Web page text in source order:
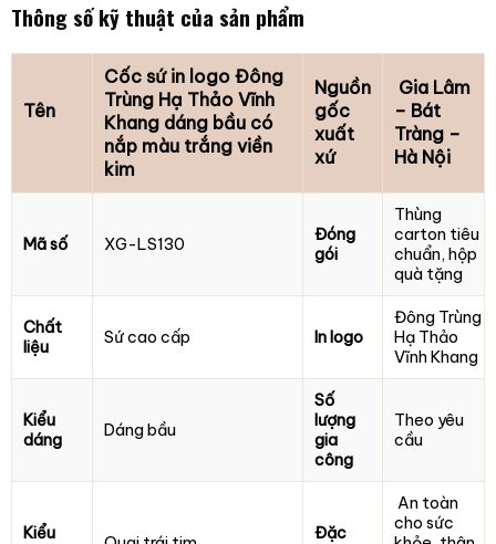
Thông số kỹ thuật của sản phẩm
Tên
Cốc sứ in logo Đông
Trùng Hạ Thảo Vĩnh
Khang dáng bầu có
nắp màu trắng viền
kim
Nguồn
gốc
xuất
xứ
Gia Lâm
– Bát
Tràng –
Hà Nội
Mã số XG-LS130
Đóng
gói
Thùng
carton tiêu
chuẩn, hộp
quà tặng
Chất
liệu
Sứ cao cấp In logo
Đông Trùng
Hạ Thảo
Vĩnh Khang
Kiểu
dáng
Dáng bầu
Số
lượng
gia
công
Theo yêu
cầu
Kiểu
Đặc
An toàn
cho sức